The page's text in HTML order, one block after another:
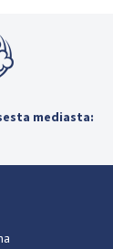
mediasta: